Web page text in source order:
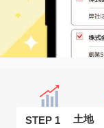
STEP 1